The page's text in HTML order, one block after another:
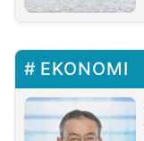
EKONOMI